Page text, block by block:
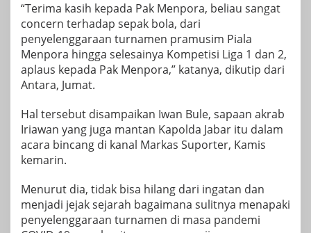
“Terima kasih kepada Pak Menpora, beliau sangat
concern terhadap sepak bola, dari
penyelenggaraan turnamen pramusim Piala
Menpora hingga selesainya Kompetisi Liga 1 dan 2,
aplaus kepada Pak Menpora,” katanya, dikutip dari
Antara, Jumat.
Hal tersebut disampaikan Iwan Bule, sapaan akrab
Iriawan yang juga mantan Kapolda Jabar itu dalam
acara bincang di kanal Markas Suporter, Kamis
kemarin.
Menurut dia, tidak bisa hilang dari ingatan dan
menjadi jejak sejarah bagaimana sulitnya menapaki
penyelenggaraan turnamen di masa pandemi